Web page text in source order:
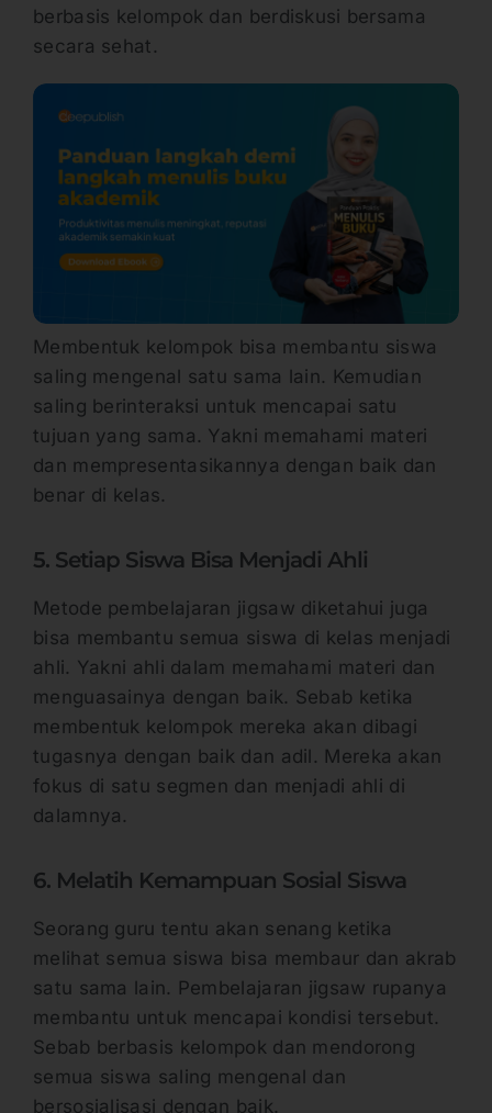
berbasis kelompok dan berdiskusi bersama
secara sehat.
Membentuk kelompok bisa membantu siswa
saling mengenal satu sama lain. Kemudian
saling berinteraksi untuk mencapai satu
tujuan yang sama. Yakni memahami materi
dan mempresentasikannya dengan baik dan
benar di kelas.
5. Setiap Siswa Bisa Menjadi Ahli
Metode pembelajaran jigsaw diketahui juga
bisa membantu semua siswa di kelas menjadi
ahli. Yakni ahli dalam memahami materi dan
menguasainya dengan baik. Sebab ketika
membentuk kelompok mereka akan dibagi
tugasnya dengan baik dan adil. Mereka akan
fokus di satu segmen dan menjadi ahli di
dalamnya.
6. Melatih Kemampuan Sosial Siswa
Seorang guru tentu akan senang ketika
melihat semua siswa bisa membaur dan akrab
satu sama lain. Pembelajaran jigsaw rupanya
membantu untuk mencapai kondisi tersebut.
Sebab berbasis kelompok dan mendorong
semua siswa saling mengenal dan
bersosialisasi dengan baik.